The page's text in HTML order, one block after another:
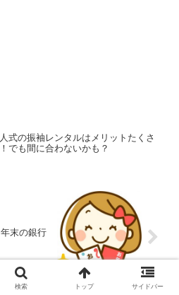
式の振袖レンタルはメリットたくさ
でも間に合わないかも？
末の銀行
検索 トップ サイドバー